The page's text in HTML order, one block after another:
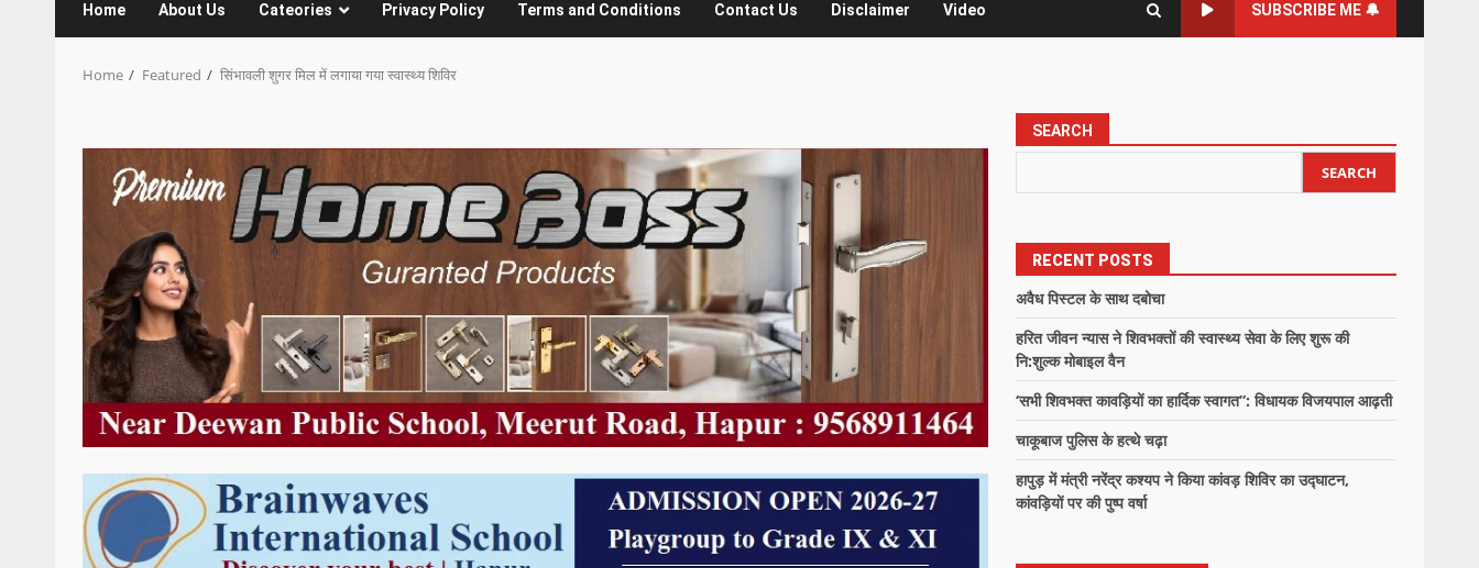
Home About Us Cateories Privacy Policy Terms and Conditions Contact Us Disclaimer Video SUBSCRIBE ME 🔔
Home Featured सिंभावली शुगर मिल में लगाया गया स्वास्थ्य शिविर
SEARCH
SEARCH
RECENT POSTS
अवैध पिस्टल के साथ दबोचा
हरित जीवन न्यास ने शिवभक्तों की स्वास्थ्य सेवा के लिए शुरू की
नि:शुल्क मोबाइल वैन
‘सभी शिवभक्त कावड़ियों का हार्दिक स्वागत”: विधायक विजयपाल आढ़ती
चाकूबाज पुलिस के हत्थे चढ़ा
हापुड़ में मंत्री नरेंद्र कश्यप ने किया कांवड़ शिविर का उद्घाटन,
कांवड़ियों पर की पुष्प वर्षा